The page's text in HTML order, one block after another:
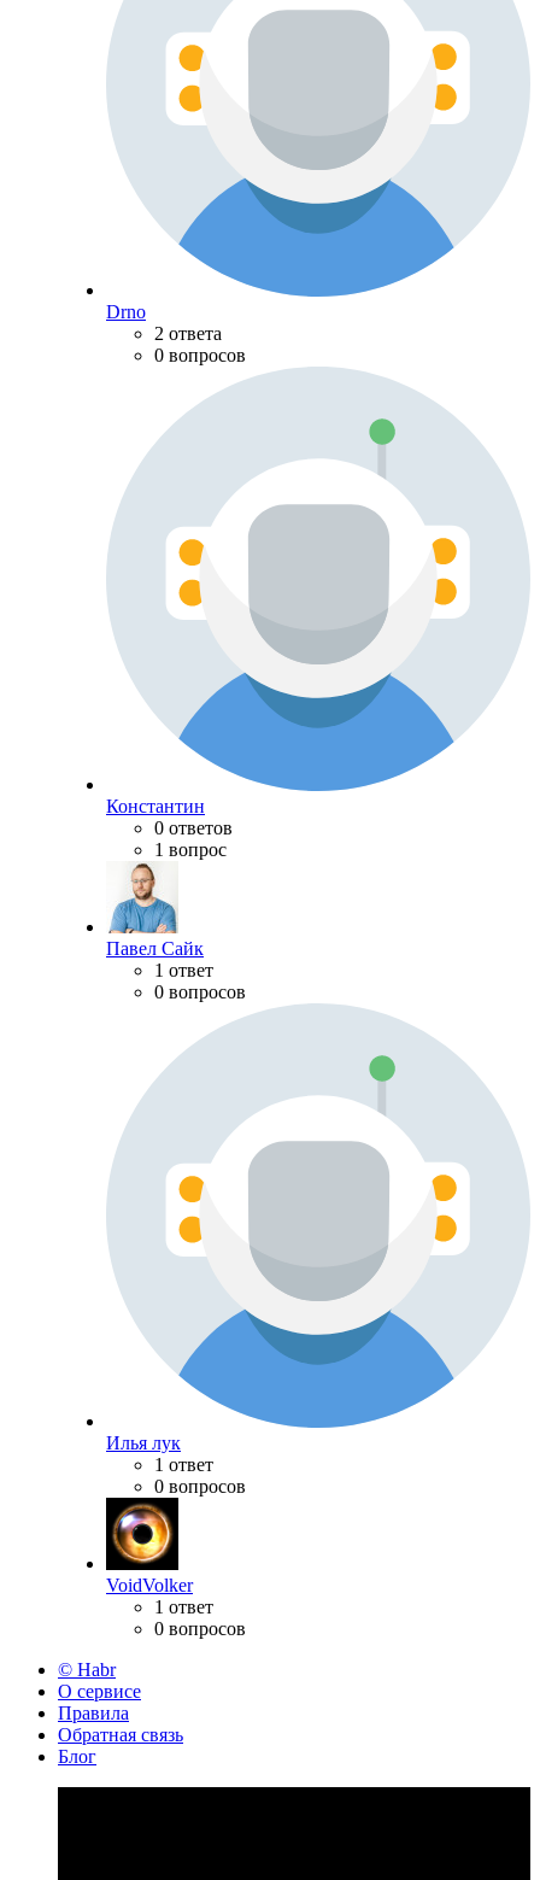
Drno
2 ответа
0 вопросов
Константин
0 ответов
1 вопрос
Павел Сайк
1 ответ
0 вопросов
Илья лук
1 ответ
0 вопросов
VoidVolker
1 ответ
0 вопросов
© Habr
О сервисе
Правила
Обратная связь
Блог